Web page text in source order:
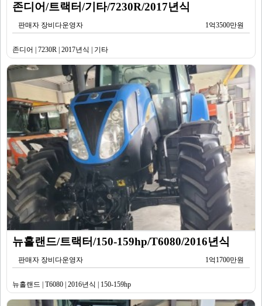
존디어/트랙터/기타/7230R/2017년식
판매자 장비다운영자 1억3500만원
존디어 | 7230R | 2017년식 | 기타
뉴홀랜드/트랙터/150-159hp/T6080/2016년식
판매자 장비다운영자 1억1700만원
뉴홀랜드 | T6080 | 2016년식 | 150-159hp